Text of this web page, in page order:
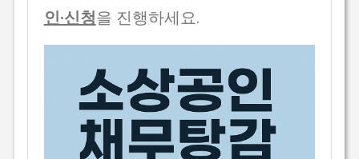
인·신청을 진행하세요.